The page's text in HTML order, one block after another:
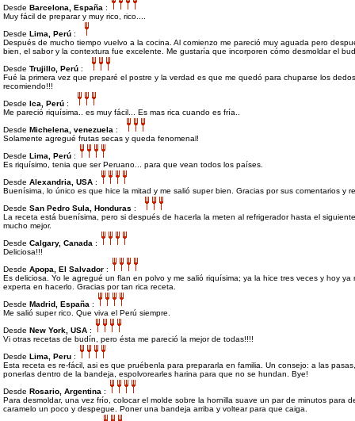
Desde Barcelona, España :
Muy fácil de preparar y muy rico, rico....
Desde Lima, Perú :
Después de mucho tiempo vuelvo a la cocina. Al comienzo me pareció muy aguada pero
bien, el sabor y la contextura fue excelente. Me gustaría que incorporen cómo desmoldar el
Desde Trujillo, Perú :
Fué la primera vez que preparé el postre y la verdad es que me quedó para chuparse los
recomiendo!!!
Desde Ica, Perú :
Me pareció riquísima.. es muy fácil... Es mas rica cuando es fría..
Desde Michelena, venezuela :
Solamente agregué frutas secas y queda fenomenal!
Desde Lima, Perú :
Es riquísimo, tenia que ser Peruano... para que vean todos los países.
Desde Alexandria, USA :
Buenísima, lo único es que hice la mitad y me salió super bien. Gracias por sus comentarios y
Desde San Pedro Sula, Honduras :
La receta está buenísima, pero si después de hacerla la meten al refrigerador hasta el
mucho mejor.
Desde Calgary, Canada :
Deliciosa!!!
Desde Apopa, El Salvador :
Es deliciosa. Yo le agregué un flan en polvo y me salió riquísima; ya la hice tres veces y hoy ya
experta en hacerlo. Gracias por tan rica receta.
Desde Madrid, España :
Me salió super rico. Que viva el Perú siempre.
Desde New York, USA :
Vi otras recetas de budín, pero ésta me pareció la mejor de todas!!!!
Desde Lima, Peru :
Esta receta es re-fácil, asi es que pruébenla para prepararla en familia. Un consejo: a las
ponerlas dentro de la bandeja, espolvorearles harina para que no se hundan. Bye!
Desde Rosario, Argentina :
Para desmoldar, una vez frío, colocar el molde sobre la hornilla suave un par de minutos para
caramelo un poco y despegue. Poner una bandeja arriba y voltear para que caiga.